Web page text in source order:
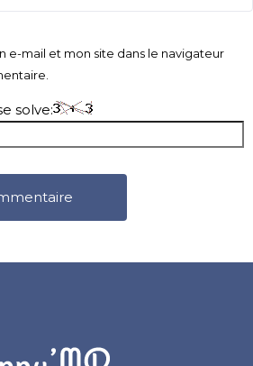
e-mail et mon site dans le navigateur
solve: